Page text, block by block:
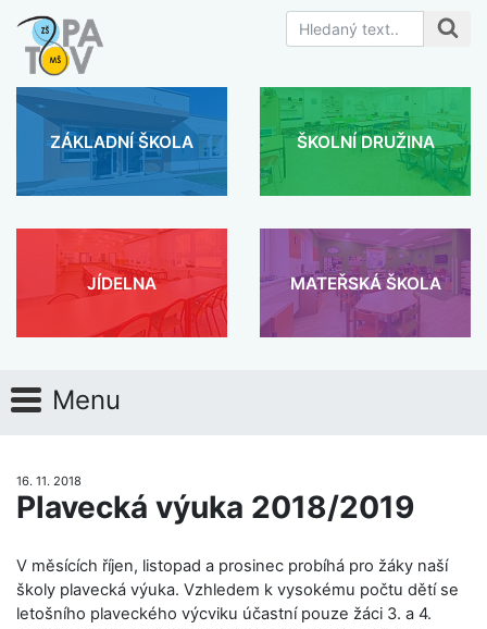
ZÁKLADNÍ ŠKOLA ŠKOLNÍ DRUŽINA
JÍDELNA MATEŘSKÁ ŠKOLA
Menu
16. 11. 2018
Plavecká výuka 2018/2019
V měsících říjen, listopad a prosinec probíhá pro žáky naší
školy plavecká výuka. Vzhledem k vysokému počtu dětí se
letošního plaveckého výcviku účastní pouze žáci 3. a 4.